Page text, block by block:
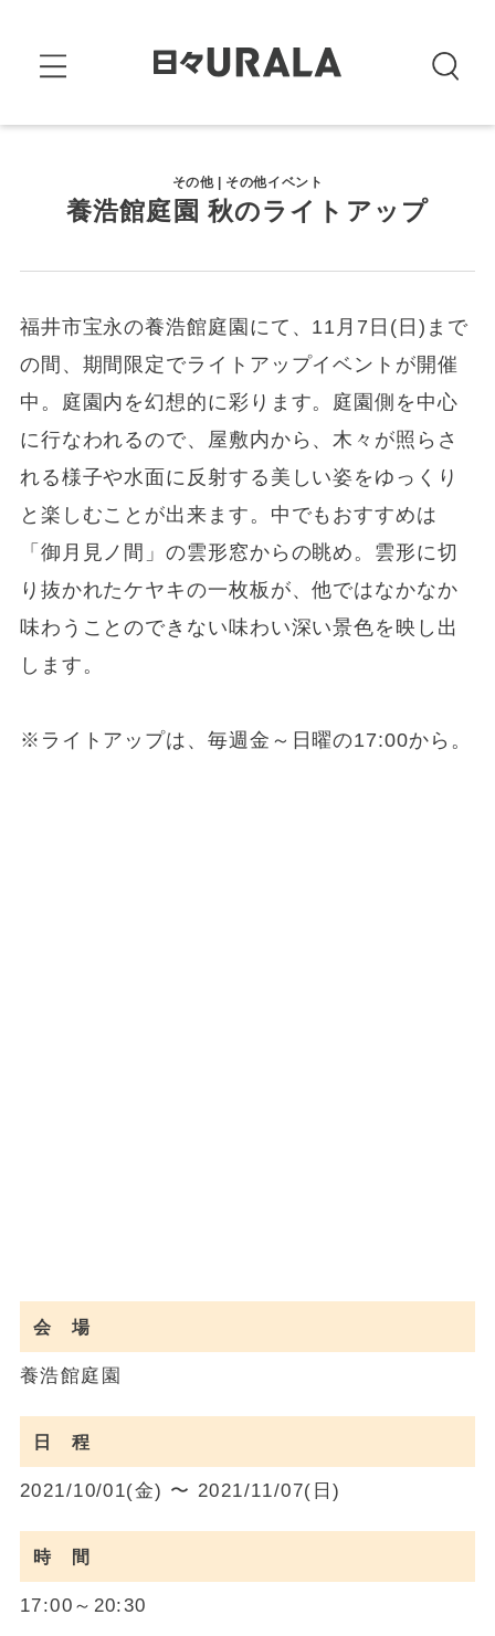
その他 | その他イベント
養浩館庭園 秋のライトアップ
福井市宝永の養浩館庭園にて、11月7日(日)まで
の間、期間限定でライトアップイベントが開催
中。庭園内を幻想的に彩ります。庭園側を中心
に行なわれるので、屋敷内から、木々が照らさ
れる様子や水面に反射する美しい姿をゆっくり
と楽しむことが出来ます。中でもおすすめは
「御月見ノ間」の雲形窓からの眺め。雲形に切
り抜かれたケヤキの一枚板が、他ではなかなか
味わうことのできない味わい深い景色を映し出
します。
※ライトアップは、毎週金～日曜の17:00から。
会 場
養浩館庭園
日 程
2021/10/01(金) 〜 2021/11/07(日)
時 間
17:00～20:30